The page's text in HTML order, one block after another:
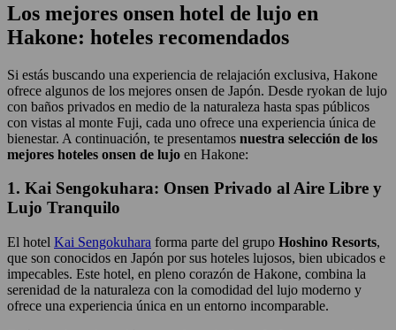
Los mejores onsen hotel de lujo en
Hakone: hoteles recomendados
Si estás buscando una experiencia de relajación exclusiva, Hakone
ofrece algunos de los mejores onsen de Japón. Desde ryokan de lujo
con baños privados en medio de la naturaleza hasta spas públicos
con vistas al monte Fuji, cada uno ofrece una experiencia única de
bienestar. A continuación, te presentamos nuestra selección de los
mejores hoteles onsen de lujo en Hakone:
1. Kai Sengokuhara: Onsen Privado al Aire Libre y
Lujo Tranquilo
El hotel Kai Sengokuhara forma parte del grupo Hoshino Resorts,
que son conocidos en Japón por sus hoteles lujosos, bien ubicados e
impecables. Este hotel, en pleno corazón de Hakone, combina la
serenidad de la naturaleza con la comodidad del lujo moderno y
ofrece una experiencia única en un entorno incomparable.